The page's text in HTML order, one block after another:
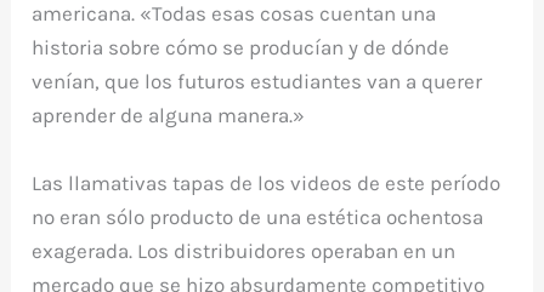
americana. «Todas esas cosas cuentan una
historia sobre cómo se producían y de dónde
venían, que los futuros estudiantes van a querer
aprender de alguna manera.»
Las llamativas tapas de los videos de este período
no eran sólo producto de una estética ochentosa
exagerada. Los distribuidores operaban en un
mercado que se hizo absurdamente competitivo